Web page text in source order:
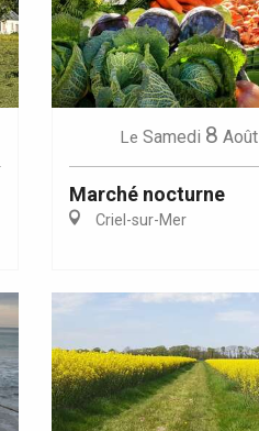
Le Samedi 8 Août
Marché nocturne
Criel-sur-Mer